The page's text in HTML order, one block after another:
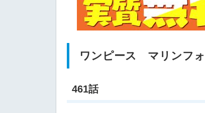
ワンピース マリンフ
461話